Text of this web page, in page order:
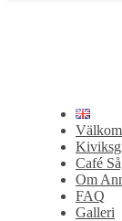
Café
Om
FAQ
Galleri